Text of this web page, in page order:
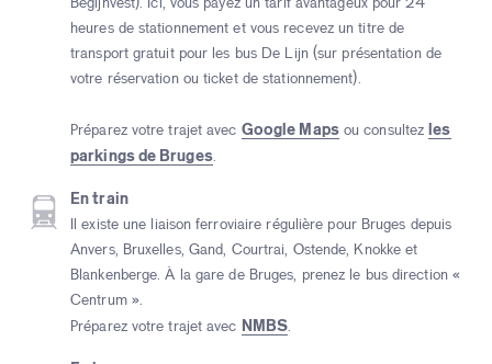
Begijnvest). Ici, vous payez un tarif avantageux pour 24
heures de stationnement et vous recevez un titre de
transport gratuit pour les bus De Lijn (sur présentation de
votre réservation ou ticket de stationnement).
Préparez votre trajet avec Google Mapsou consultez les
parkings de Bruges.
En train
Il existe une liaison ferroviaire régulière pour Bruges depuis
Anvers, Bruxelles, Gand, Courtrai, Ostende, Knokke et
Blankenberge. À la gare de Bruges, prenez le bus direction «
Centrum ».
Préparez votre trajet avec NMBS.